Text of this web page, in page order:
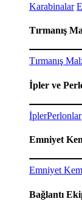
Karabinalar
Tırmanış
Tırmanış
İpler ve
İplerPerlonlar
Emniyet
Emniyet
Bağlantı